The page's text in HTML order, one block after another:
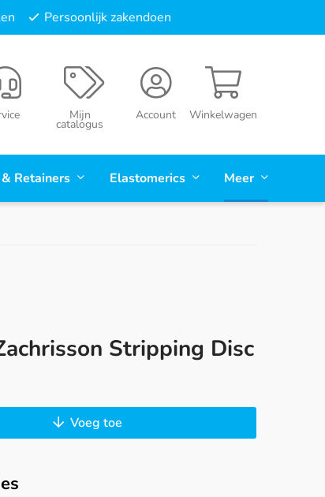
Persoonlijk zakendoen
Winkelwagen
Account
Mijn
catalogus
Retainers Elastomerics Meer
Stripping Disc
Voeg toe